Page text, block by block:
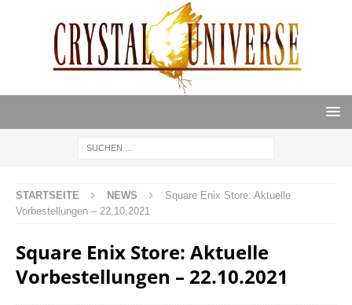
STARTSEITE NEWS
Square Enix Store: Aktuelle
Vorbestellungen – 22.10.2021
Square Enix Store: Aktuelle
Vorbestellungen – 22.10.2021